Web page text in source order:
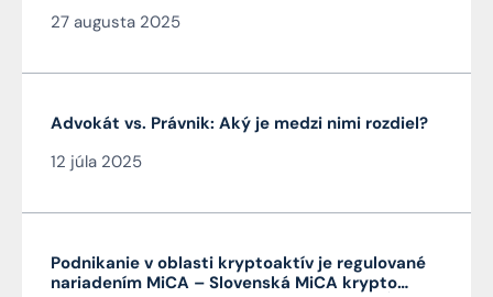
27 augusta 2025
Advokát vs. Právnik: Aký je medzi nimi rozdiel?
12 júla 2025
Podnikanie v oblasti kryptoaktív je regulované
nariadením MiCA – Slovenská MiCA krypto